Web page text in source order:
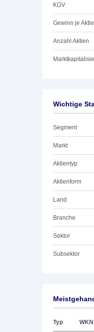
KGV
Gewinn je Aktie
Anzahl Aktien
Wichtige
Segment
Markt
Aktientyp
Aktienform
Land
Branche
Sektor
Subsektor
Typ WKN